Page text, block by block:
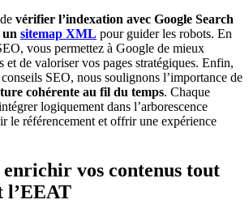
vérifier l’indexation avec Google Search
sitemap XML pour guider les robots. En
vous permettez à Google de mieux
et de valoriser vos pages stratégiques. Enfin,
SEO, nous soulignons l’importance de
cohérente au fil du temps. Chaque
logiquement dans l’arborescence
le référencement et offrir une expérience
vos contenus tout
l’EEAT